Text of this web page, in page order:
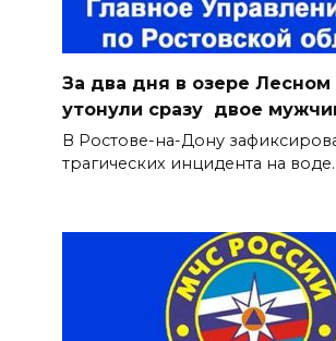
За два дня в озере Лесном
утонули сразу двое
В Ростове-на-Дону
трагических инцидента на воде.